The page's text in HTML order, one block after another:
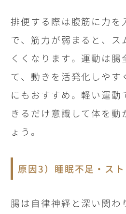
排便する際は腹筋に力を
で、筋力が弱まると、ス
くくなります。運動は腸
て、動きを活発化しやす
にもおすすめ。軽い運動
きるだけ意識して体を動
ょう。
原因3）睡眠不足・ス
腸は自律神経と深い関わ